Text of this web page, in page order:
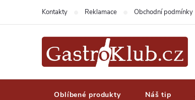
Kontakty Reklamace Obchodní podmínky
Oblíbené produkty Náš tip